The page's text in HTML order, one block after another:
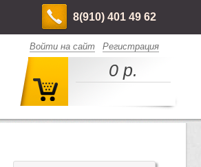
8(910) 401 49 62
Войти на сайт Регистрация
0 р.